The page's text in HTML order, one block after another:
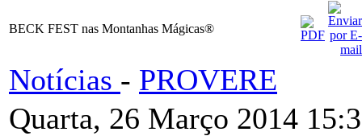
BECK FEST nas Montanhas Mágicas®
Notícias - PROVERE
Quarta, 26 Março 2014